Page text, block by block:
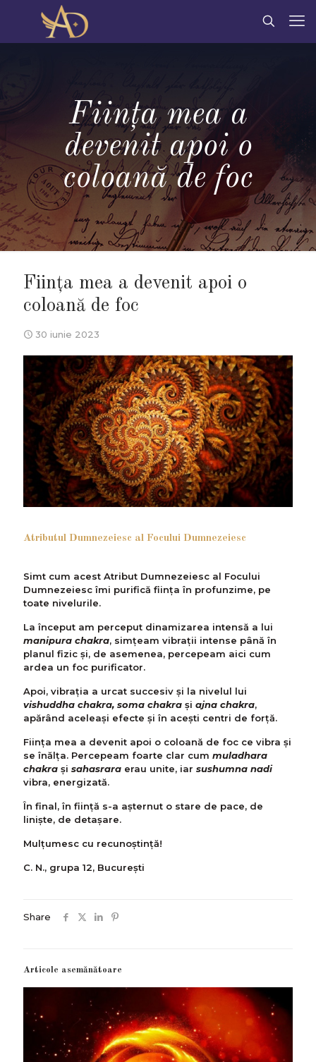
Ființa mea a
devenit apoi o
coloană de foc
Ființa mea a devenit apoi o
coloană de foc
30 iunie 2023
Atributul Dumnezeiesc al Focului Dumnezeiesc
Simt cum acest Atribut Dumnezeiesc al Focului
Dumnezeiesc îmi purifică ființa în profunzime, pe
toate nivelurile.
La început am perceput dinamizarea intensă a lui
manipura chakra, simțeam vibrații intense până în
planul fizic și, de asemenea, percepeam aici cum
ardea un foc purificator.
Apoi, vibrația a urcat succesiv și la nivelul lui
vishuddha chakra, soma chakra și ajna chakra,
apărând aceleași efecte și în acești centri de forță.
Ființa mea a devenit apoi o coloană de foc ce vibra și
se înălța. Percepeam foarte clar cum muladhara
chakra și sahasrara erau unite, iar sushumna nadi
vibra, energizată.
În final, în ființă s-a așternut o stare de pace, de
liniște, de detașare.
Mulțumesc cu recunoștință!
C. N., grupa 12, București
Share
Articole asemănătoare